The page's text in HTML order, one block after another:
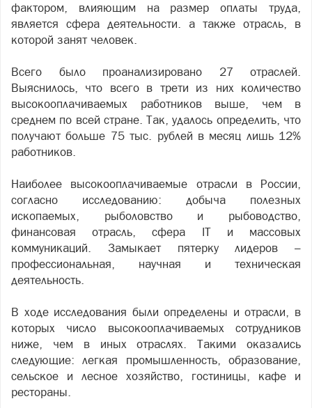
фактором, влияющим на размер оплаты труда,
является сфера деятельности. а также отрасль, в
которой занят человек.
Всего было проанализировано 27 отраслей.
Выяснилось, что всего в трети из них количество
высокооплачиваемых работников выше, чем в
среднем по всей стране. Так, удалось определить, что
получают больше 75 тыс. рублей в месяц лишь 12%
работников.
Наиболее высокооплачиваемые отрасли в России,
согласно исследованию: добыча полезных
ископаемых, рыболовство и рыбоводство,
финансовая отрасль, сфера IT и массовых
коммуникаций. Замыкает пятерку лидеров –
профессиональная, научная и техническая
деятельность.
В ходе исследования были определены и отрасли, в
которых число высокооплачиваемых сотрудников
ниже, чем в иных отраслях. Такими оказались
следующие: легкая промышленность, образование,
сельское и лесное хозяйство, гостиницы, кафе и
рестораны.